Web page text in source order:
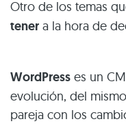
Otro de los temas
tener a la hora de
WordPress es un
evolución, del
pareja con los